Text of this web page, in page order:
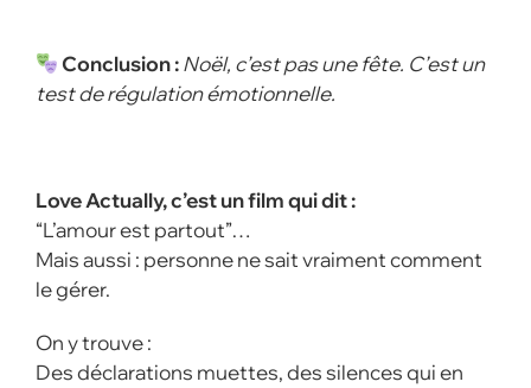
Conclusion :Noël, c’est pas une fête. C’est un
test de régulation émotionnelle.
Love Actually, c’est un film qui dit :
“L’amour est partout”…
Mais aussi : personne ne sait vraiment comment
le gérer.
On y trouve :
Des déclarations muettes, des silences qui en